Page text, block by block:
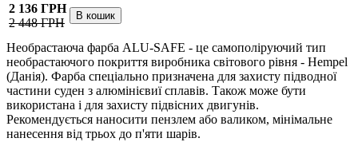
2 136 ГРН
2 448 ГРН
Необрастаюча фарба ALU-SAFE - це самополіруючий тип
необрастаючого покриття виробника світового рівня - Hempel
(Данія). Фарба спеціально призначена для захисту підводної
частини суден з алюмінієвиї сплавів. Також може бути
використана і для захисту підвісних двигунів.
Рекомендується наносити пензлем або валиком, мінімальне
нанесення від трьох до п'яти шарів.